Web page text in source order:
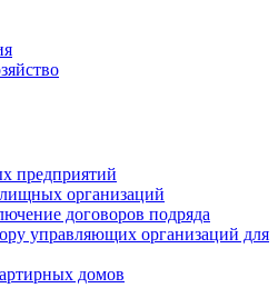
предприятий
организаций
договоров подряда
управляющих организаций для
домов